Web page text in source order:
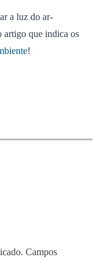
a luz do ar-
artigo que indica os
!
Campos